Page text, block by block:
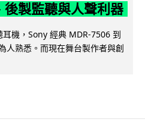
製監聽與人聲利器
機，Sony 經典 MDR-7506 到
人熟悉。而現在舞台製作者與創